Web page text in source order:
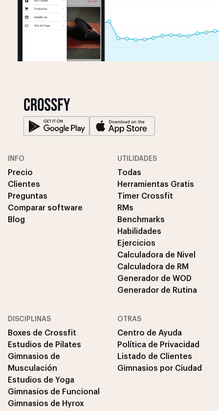
INFO
Precio
Clientes
Preguntas
Comparar software
Blog
UTILIDADES
Todas
Herramientas Gratis
Timer Crossfit
RMs
Benchmarks
Habilidades
Ejercicios
Calculadora de Nivel
Calculadora de RM
Generador de WOD
Generador de Rutina
DISCIPLINAS
Boxes de Crossfit
Estudios de Pilates
Gimnasios de
Musculación
Estudios de Yoga
Gimnasios de Funcional
Gimnasios de Hyrox
OTRAS
Centro de Ayuda
Política de Privacidad
Listado de Clientes
Gimnasios por Ciudad